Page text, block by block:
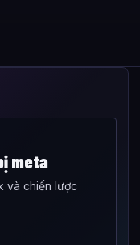
meta
và chiến lược